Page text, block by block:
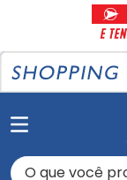
O que você